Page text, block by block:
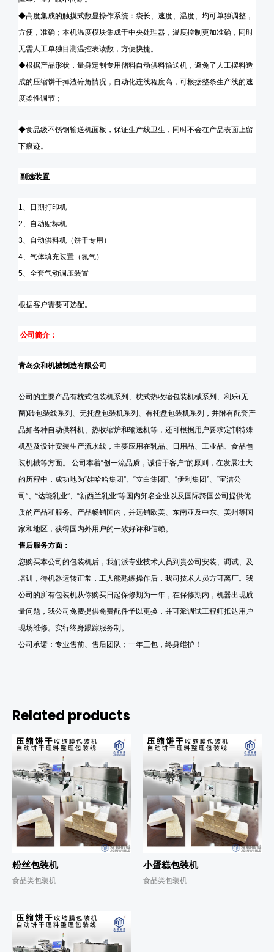
◆高度集成的触摸式数显操作系统 ：袋长、速度、温度、均可单独调整，
方便，准确； 本机温度模块集成于中央处理器，温度控制更加准确，同时
无需人工单独目测温控表读数，方便快捷。
◆根据产品形状，量身定制 专用储料自动供料输送机， 避免了人工摆料造
成的压缩饼干掉渣碎角情况，自动化连线程度高，可根据整条生产线的速
度柔性调节 ；
◆食品级不锈钢输送机面板，保证生产线卫生，同时不会在产品表面上留
下痕迹。
副选装置
1、日期打印机
2、自动贴标机
3、自动供料机 （饼干专用）
4、 气体填充装置（氮气）
5、 全套气动调压装置
根据客户需要可选配。
公司简介：
青岛众和机械制造有限公司
公司的主要产品有枕式包装机系列、枕式热收缩包装机械系列、利乐(无
菌)砖包装线系列、无托盘包装机系列、有托盘包装机系列，并附有配套产
品如各种自动供料机、热收缩炉和输送机等，还可根据用户要求定制特殊
机型及设计安装生产流水线，主要应用在乳品、日用品、工业品、食品包
装机械等方面。 公司本着“创一流品质，诚信于客户”的原则，在发展壮大
的历程中，成功地为“娃哈哈集团” “立白集团” “伊利集团” “宝洁公
司” “达能乳业” “新西兰乳业”等国内知名企业以及国际跨国公司提供优
质的产品和服务。产品畅销国内，并远销欧美、东南亚及中东、美州等国
家和地区，获得国内外用户的一致好评和信赖。
售后服务方面：
您购买本公司的包装机后，我们派专业技术人员到贵公司安装、调试、及
培训 ，待机器运转正常，工人能熟练操作后，我司技术人员方可离厂。我
公司的所有包装机从你购买日起保修期为一年，在保修期内， 机器出现质
量问题， 我公司免费提供免费配件予以更换 ， 并可派调试工程师抵达用户
现场维修。实行终身跟踪服务制。
公司承诺：专业售前、售后团队 ；一年三包，终身维护 ！
Related products
粉丝包装机
食品类包装机
小蛋糕包装机
食品类包装机